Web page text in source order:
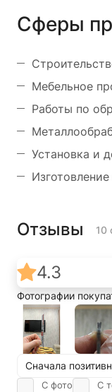
Сферы
Мебельное
Работы по
Установка и
Отзывы 10
Фотографии
Сначала
С фото С
4.3